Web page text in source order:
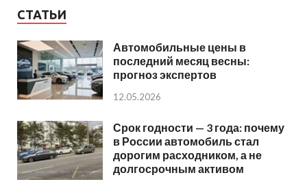
СТАТЬИ
Автомобильные цены в
последний месяц весны:
прогноз экспертов
12.05.2026
Срок годности — 3 года: почему
в России автомобиль стал
дорогим расходником, а не
долгосрочным активом